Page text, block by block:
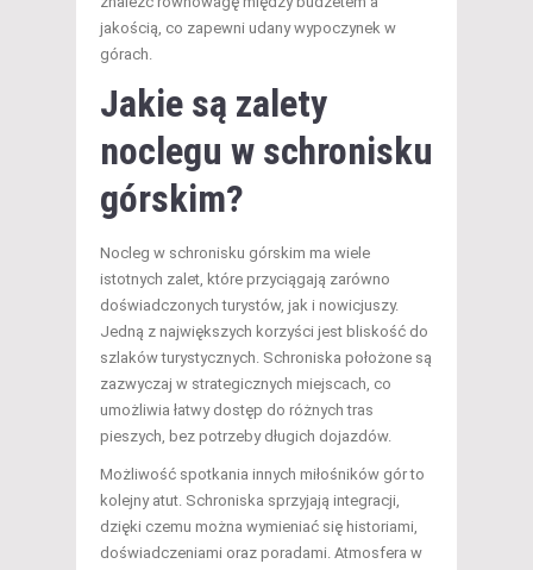
jakością, co zapewni udany wypoczynek w
górach.
Jakie są zalety
noclegu w schronisku
górskim?
Nocleg w schronisku górskim ma wiele
istotnych zalet, które przyciągają zarówno
doświadczonych turystów, jak i nowicjuszy.
Jedną z największych korzyści jest bliskość do
szlaków turystycznych. Schroniska położone są
zazwyczaj w strategicznych miejscach, co
umożliwia łatwy dostęp do różnych tras
pieszych, bez potrzeby długich dojazdów.
Możliwość spotkania innych miłośników gór to
kolejny atut. Schroniska sprzyjają integracji,
dzięki czemu można wymieniać się historiami,
doświadczeniami oraz poradami. Atmosfera w